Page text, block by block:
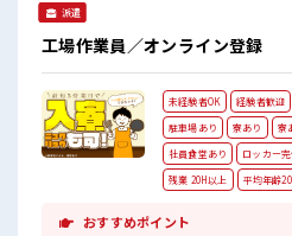
#ryo
30代の男性スタッフさん
未経験でも安心な就業環
堂・休憩室・ロッカー・自
あり♪ #ryo
派遣
工場作業員／オンライン登録
未経験者OK 経験者歓迎
駐車場あり
寮あり 寮
社員食堂あり
ロッカー
残業 20H以上
平均年齢
おすすめポイント